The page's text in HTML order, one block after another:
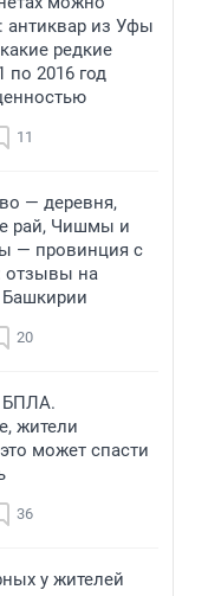
антиквар из Уфы
редкие
по 2016 год
11
— деревня,
рай, Чишмы и
— провинция с
отзывы на
20
БПЛА.
жители
может спасти
36
у жителей